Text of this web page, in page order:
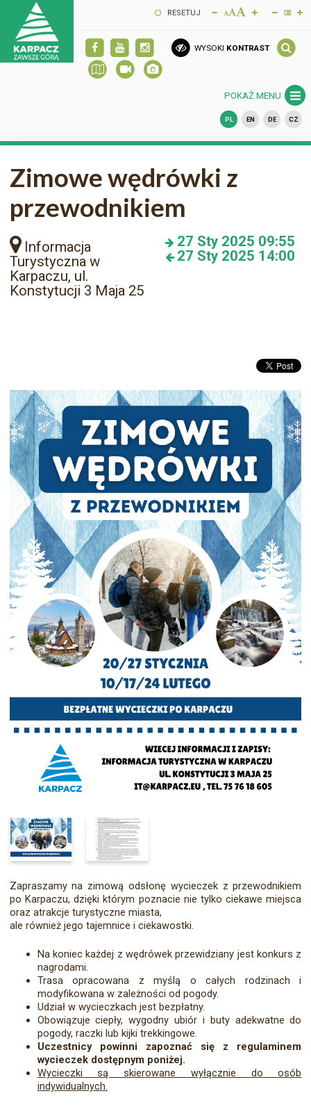
RESETUJ
WYSOKI KONTRAST
POKAŻ MENU
PL EN DE CZ
Zimowe wędrówki z
przewodnikiem
Informacja
Turystyczna w
Karpaczu, ul.
Konstytucji 3 Maja 25
27 Sty 2025 09:55
27 Sty 2025 14:00
Zapraszamy na zimową odsłonę wycieczek z przewodnikiem
po Karpaczu, dzięki którym poznacie nie tylko ciekawe miejsca
oraz atrakcje turystyczne miasta,
ale również jego tajemnice i ciekawostki.
Na koniec każdej z wędrówek przewidziany jest konkurs z
nagrodami.
Trasa opracowana z myślą o całych rodzinach i
modyfikowana w zależności od pogody.
Udział w wycieczkach jest bezpłatny.
Obowiązuje ciepły, wygodny ubiór i buty adekwatne do
pogody, raczki lub kijki trekkingowe.
Uczestnicy powinni zapoznać się z regulaminem
wycieczek dostępnym poniżej.
Wycieczki są skierowane wyłącznie do osób
indywidualnych.